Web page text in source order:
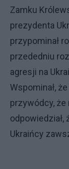
Zamku
prezydenta
przypominał
przededniu
agresji na
Wspominał,
przywódcy,
Ukraińcy